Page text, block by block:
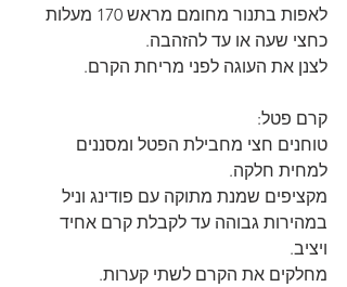
לאפות בתנור מחומם מראש 170 מעלות
כחצי שעה או עד להזהבה.
לצנן את העוגה לפני מריחת הקרם.
קרם פטל:
טוחנים חצי מחבילת הפטל ומסננים
למחית חלקה.
מקציפים שמנת מתוקה עם פודינג וניל
במהירות גבוהה עד לקבלת קרם אחיד
ויציב.
מחלקים את הקרם לשתי קערות.